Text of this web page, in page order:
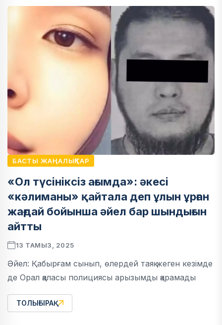
БАСТЫ ЖАҢАЛЫҚТАР
«Ол түсініксіз ағымда»: әкесі
«кәлиманы» қайтала деп ұлын ұрған
жағдай бойынша әйел бар шындығын
айтты
13 ТАМЫЗ, 2025
Әйел: Қабырғам сынып, өлердей таяқ жеген кезімде
де Орал қаласы полициясы арызымды қарамады
ТОЛЫҒЫРАҚ